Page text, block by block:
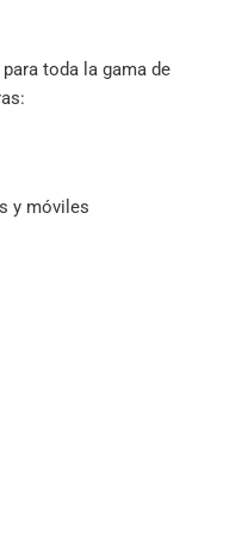
toda la gama de
y móviles